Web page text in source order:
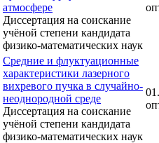
атмосфере
Диссертация на соискание
учёной степени кандидата
физико-математических наук
Средние и флуктуационные
характеристики лазерного
вихревого пучка в случайно-
неоднородной среде
Диссертация на соискание
учёной степени кандидата
физико-математических наук